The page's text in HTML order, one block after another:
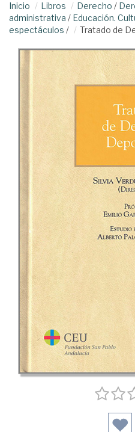
Inicio Libros Derecho /
administrativa / Educación.
espectáculos / Tratado de